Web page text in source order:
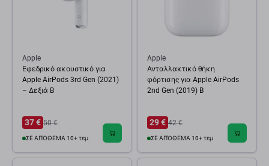
Apple
Εφεδρικό ακουστικό για
Apple AirPods 3rd Gen (2021)
– Δεξιά B
37 € 50 €
ΣΕ ΑΠΌΘΕΜΑ 10+ τεμ
Apple
Ανταλλακτικό θήκη
φόρτισης για Apple AirPods
2nd Gen (2019) B
29 € 42 €
ΣΕ ΑΠΌΘΕΜΑ 10+ τεμ